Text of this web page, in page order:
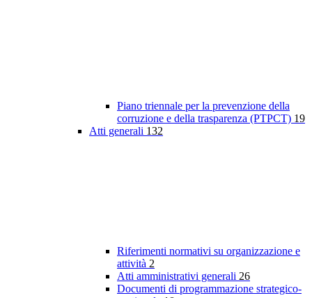
Piano triennale per la prevenzione della
corruzione e della trasparenza (PTPCT) 19
Atti generali 132
Riferimenti normativi su organizzazione e
attività 2
Atti amministrativi generali 26
Documenti di programmazione strategico-